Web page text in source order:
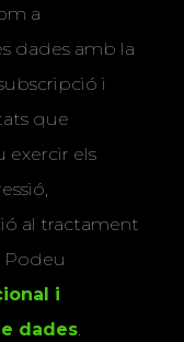
a
dades amb la
i
que
exercir els
al tractament
Podeu
i
dades.